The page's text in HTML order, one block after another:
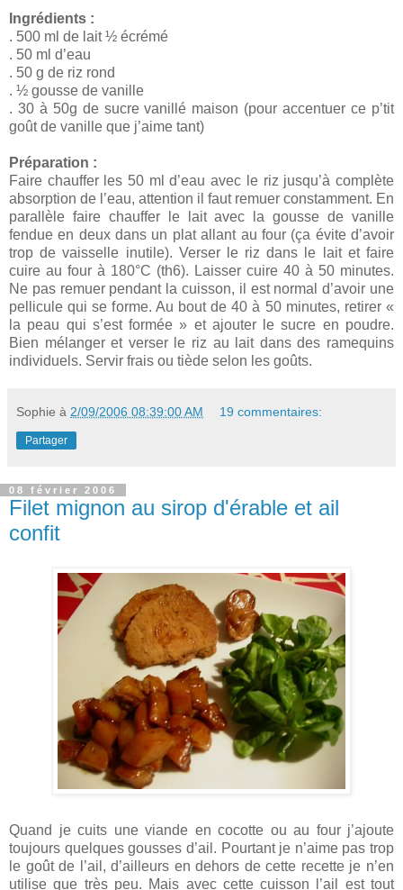
Ingrédients :
. 500 ml de lait ½ écrémé
. 50 ml d’eau
. 50 g de riz rond
. ½ gousse de vanille
. 30 à 50g de sucre vanillé maison (pour accentuer ce p’tit
goût de vanille que j’aime tant)
Préparation :
Faire chauffer les 50 ml d’eau avec le riz jusqu’à complète
absorption de l’eau, attention il faut remuer constamment. En
parallèle faire chauffer le lait avec la gousse de vanille
fendue en deux dans un plat allant au four (ça évite d’avoir
trop de vaisselle inutile). Verser le riz dans le lait et faire
cuire au four à 180°C (th6). Laisser cuire 40 à 50 minutes.
Ne pas remuer pendant la cuisson, il est normal d’avoir une
pellicule qui se forme. Au bout de 40 à 50 minutes, retirer «
la peau qui s’est formée » et ajouter le sucre en poudre.
Bien mélanger et verser le riz au lait dans des ramequins
individuels. Servir frais ou tiède selon les goûts.
Sophie à 2/09/2006 08:39:00 AM 19 commentaires:
Partager
08 février 2006
Filet mignon au sirop d'érable et ail
confit
Quand je cuits une viande en cocotte ou au four j’ajoute
toujours quelques gousses d’ail. Pourtant je n’aime pas trop
le goût de l’ail, d’ailleurs en dehors de cette recette je n’en
utilise que très peu. Mais avec cette cuisson l’ail est tout